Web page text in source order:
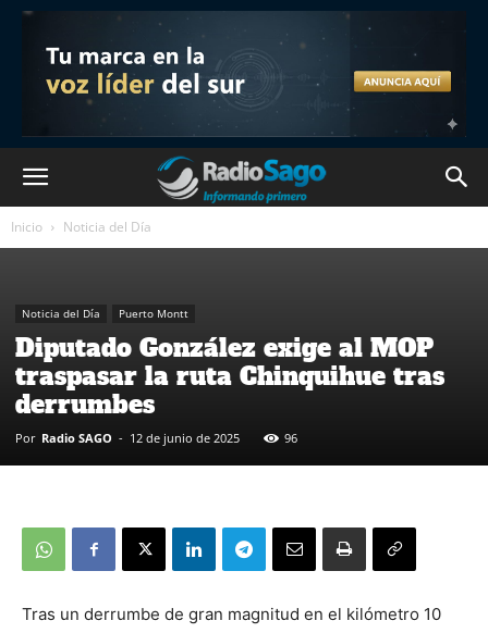
Inicio Noticia del Día
Noticia del Día Puerto Montt
Diputado González exige al MOP
traspasar la ruta Chinquihue tras
derrumbes
Por Radio SAGO - 12 de junio de 2025 96
Tras un derrumbe de gran magnitud en el kilómetro 10